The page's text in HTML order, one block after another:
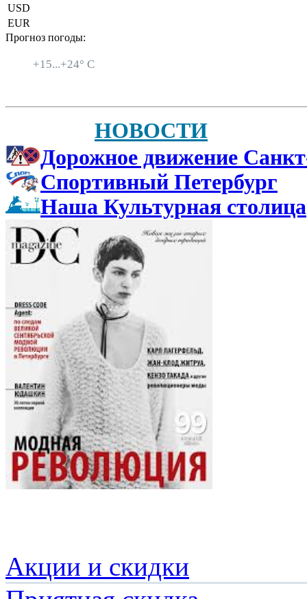
USD
EUR
Прогноз погоды:
+15...+24° C
НОВОСТИ
Дорожное движение
Спортивный Петербург
Наша Культурная столица
Акции и скидки